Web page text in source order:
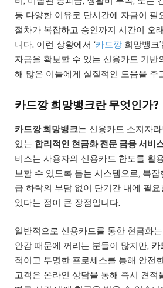
등 다양한 이유로 단시간에 자금이 필
절차가 복잡하고 승인까지 시간이 오
니다. 이런 상황에서 ‘카드깡 희망뱅크
자금을 확보할 수 있는 신용카드 기반
해 많은 이들에게 실질적인 도움을 주
카드깡 희망뱅크란 무엇인가?
카드깡 희망뱅크는 신용카드 소지자
있는 합리적인 현금화 전문 금융 서비
비스는 사용자의 신용카드 한도를 활
보할 수 있도록 돕는 시스템으로, 복
급 하락의 부담 없이 단기간 내에 필
있다는 점이 큰 장점입니다.
일반적으로 신용카드를 통한 현금화
안감 때문에 꺼리는 분들이 많지만, 카
적이고 투명한 프로세스를 통해 안전
고객은 온라인 상담을 통해 즉시 견적